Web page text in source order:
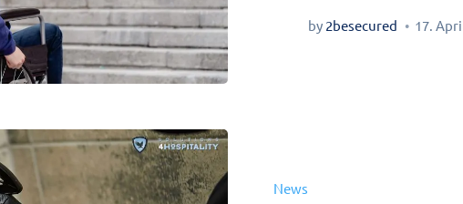
by 2besecured 17.
News